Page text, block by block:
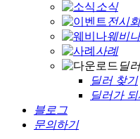
소식
전시회
웨비나
사례
딜러
딜러 찾기
딜러가
블로그
문의하기